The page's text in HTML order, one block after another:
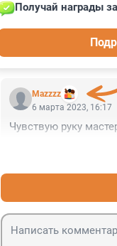
Гость
Mazzzz
Получай награды
6 марта 2023, 16:17
Чувствую руку